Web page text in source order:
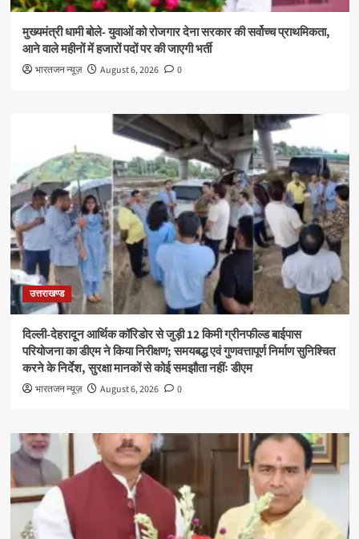
मुख्यमंत्री धामी बोले- युवाओं को रोजगार देना सरकार की सर्वोच्च प्राथमिकता,
आने वाले महीनों में हजारों पदों पर की जाएगी भर्ती
भारतजन न्यूज़ August 6, 2026 0
उत्तराखण्ड
दिल्ली-देहरादून आर्थिक कॉरिडोर से जुड़ी 12 किमी ग्रीनफील्ड बाईपास
परियोजना का डीएम ने किया निरीक्षण; समयबद्ध एवं गुणवत्तापूर्ण निर्माण सुनिश्चित
करने के निर्देश, सुरक्षा मानकों से कोई समझौता नहींः डीएम
भारतजन न्यूज़ August 6, 2026 0